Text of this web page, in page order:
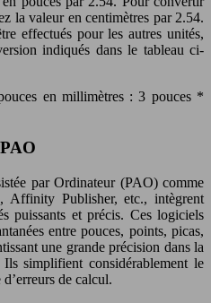
la valeur en centimètres par 2.54.
effectués pour les autres unités,
indiqués dans le tableau ci-
en millimètres : 3 pouces *
par Ordinateur (PAO) comme
Affinity Publisher, etc., intègrent
puissants et précis. Ces logiciels
entre pouces, points, picas,
une grande précision dans la
simplifient considérablement le
de calcul.